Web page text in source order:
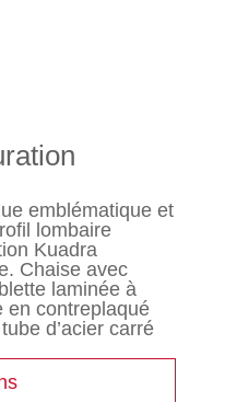
emblématique et
lombaire
Kuadra
Chaise avec
laminée à
en contreplaqué
d’acier carré